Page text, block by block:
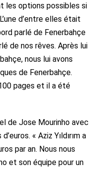
les options possibles si
d’entre elles était
parlé de Fenerbahçe
de nos rêves. Après lui
nous lui avons
de Fenerbahçe.
pages et il a été
de Jose Mourinho avec
« Aziz Yıldırım a
par an. Nous nous
et son équipe pour un